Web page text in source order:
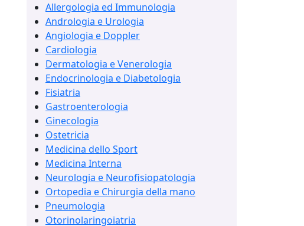
Allergologia ed Immunologia
Andrologia e Urologia
Angiologia e Doppler
Cardiologia
Dermatologia e Venerologia
Endocrinologia e Diabetologia
Fisiatria
Gastroenterologia
Ginecologia
Ostetricia
Medicina dello Sport
Medicina Interna
Neurologia e Neurofisiopatologia
Ortopedia e Chirurgia della mano
Pneumologia
Otorinolaringoiatria